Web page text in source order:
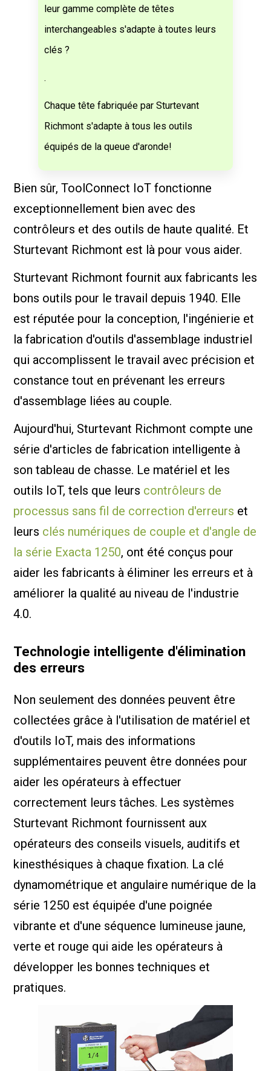
leur gamme complète de têtes
interchangeables s'adapte à toutes leurs
clés ?
.
Chaque tête fabriquée par Sturtevant
Richmont s'adapte à tous les outils
équipés de la queue d'aronde!
Bien sûr, ToolConnect IoT fonctionne
exceptionnellement bien avec des
contrôleurs et des outils de haute qualité. Et
Sturtevant Richmont est là pour vous aider.
Sturtevant Richmont fournit aux fabricants les
bons outils pour le travail depuis 1940. Elle
est réputée pour la conception, l'ingénierie et
la fabrication d'outils d'assemblage industriel
qui accomplissent le travail avec précision et
constance tout en prévenant les erreurs
d'assemblage liées au couple.
Aujourd'hui, Sturtevant Richmont compte une
série d'articles de fabrication intelligente à
son tableau de chasse. Le matériel et les
outils IoT, tels que leurs contrôleurs de
processus sans fil de correction d'erreurs et
leurs clés numériques de couple et d'angle de
la série Exacta 1250, ont été conçus pour
aider les fabricants à éliminer les erreurs et à
améliorer la qualité au niveau de l'industrie
4.0.
Technologie intelligente d'élimination
des erreurs
Non seulement des données peuvent être
collectées grâce à l'utilisation de matériel et
d'outils IoT, mais des informations
supplémentaires peuvent être données pour
aider les opérateurs à effectuer
correctement leurs tâches. Les systèmes
Sturtevant Richmont fournissent aux
opérateurs des conseils visuels, auditifs et
kinesthésiques à chaque fixation. La clé
dynamométrique et angulaire numérique de la
série 1250 est équipée d'une poignée
vibrante et d'une séquence lumineuse jaune,
verte et rouge qui aide les opérateurs à
développer les bonnes techniques et
pratiques.